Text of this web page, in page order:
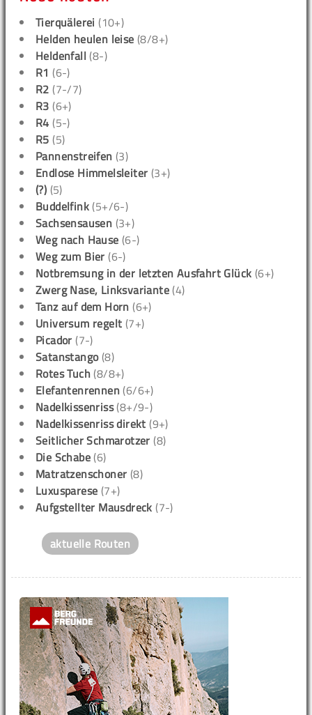
Tierquälerei (10+)
Helden heulen leise (8/8+)
Heldenfall (8-)
R1 (6-)
R2 (7-/7)
R3 (6+)
R4 (5-)
R5 (5)
Pannenstreifen (3)
Endlose Himmelsleiter (3+)
(?) (5)
Buddelfink (5+/6-)
Sachsensausen (3+)
Weg nach Hause (6-)
Weg zum Bier (6-)
Notbremsung in der letzten Ausfahrt Glück (6+)
Zwerg Nase, Linksvariante (4)
Tanz auf dem Horn (6+)
Universum regelt (7+)
Picador (7-)
Satanstango(8)
Rotes Tuch (8/8+)
Elefantenrennen (6/6+)
Nadelkissenriss(8+/9-)
Nadelkissenriss direkt (9+)
Seitlicher Schmarotzer (8)
Die Schabe (6)
Matratzenschoner (8)
Luxusparese (7+)
Aufgstellter Mausdreck (7-)
aktuelle Routen